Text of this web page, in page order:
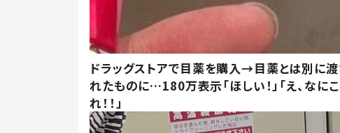
ドラッグストアで目薬を購入→目薬とは別に渡
れたものに…180万表示「ほしい！」「え、なにこ
れ！！」